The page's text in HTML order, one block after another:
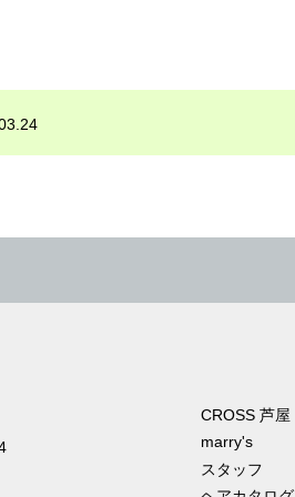
CROSS 芦屋
marry's
スタッフ